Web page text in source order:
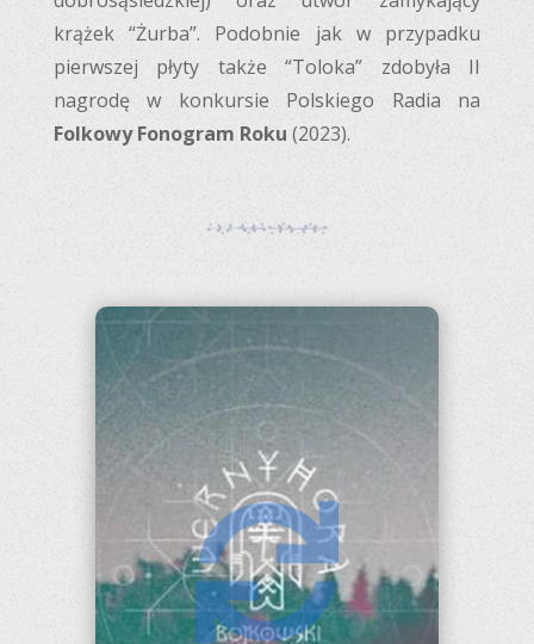
krążek “Żurba”. Podobnie jak w przypadku
pierwszej płyty także “Toloka” zdobyła II
nagrodę w konkursie Polskiego Radia na
Folkowy Fonogram Roku (2023).


BOJKOWSKI GŁOS
BIESZCZADU